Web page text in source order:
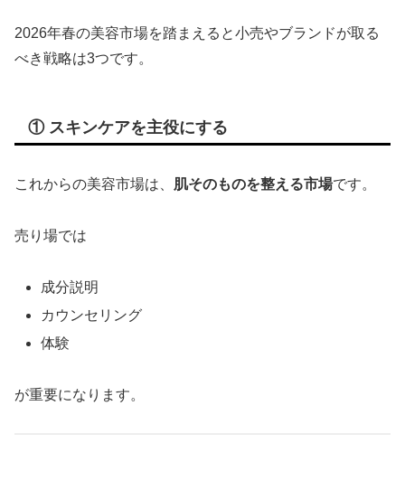
2026年春の美容市場を踏まえると小売やブランドが取る
べき戦略は3つです。
① スキンケアを主役にする
これからの美容市場は、 肌そのものを整える市場です。
売り場では
成分説明
カウンセリング
体験
が重要になります。